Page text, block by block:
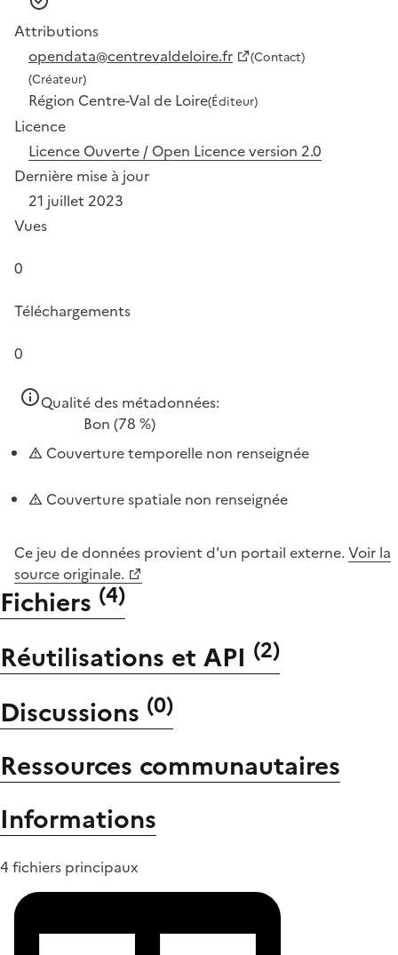
Attributions
opendata@centrevaldeloire.fr
(Contact)
(Créateur)
Région Centre-Val de Loire(Éditeur)
Licence
Licence Ouverte / Open Licence version 2.0
Dernière mise à jour
21 juillet 2023
Vues
0
Téléchargements
0
Qualité des métadonnées:
Bon (78 %)
Couverture temporelle non renseignée
Couverture spatiale non renseignée
Ce jeu de données provient d'un portail externe. Voir la
source originale.
Fichiers (4)
Réutilisations et API (2)
Discussions (0)
Ressources communautaires
Informations
4 fichiers principaux